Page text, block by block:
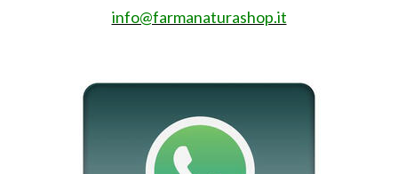
info@farmanaturashop.it